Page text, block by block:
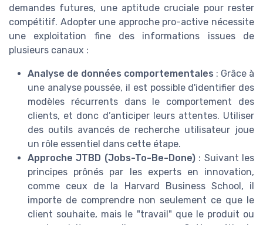
demandes futures, une aptitude cruciale pour rester
compétitif. Adopter une approche pro-active nécessite
une exploitation fine des informations issues de
plusieurs canaux :
Analyse de données comportementales : Grâce à
une analyse poussée, il est possible d'identifier des
modèles récurrents dans le comportement des
clients, et donc d’anticiper leurs attentes. Utiliser
des outils avancés de recherche utilisateur joue
un rôle essentiel dans cette étape.
Approche JTBD (Jobs-To-Be-Done): Suivant les
principes prônés par les experts en innovation,
comme ceux de la Harvard Business School, il
importe de comprendre non seulement ce que le
client souhaite, mais le "travail" que le produit ou